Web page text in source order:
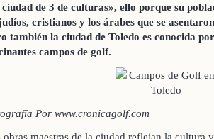
de 3 de culturas», ello porque su
cristianos y los árabes que se
también la ciudad de Toledo es conocida
campos de golf.
Por www.cronicagolf.com
obras maestras de la ciudad reflejan la cultura